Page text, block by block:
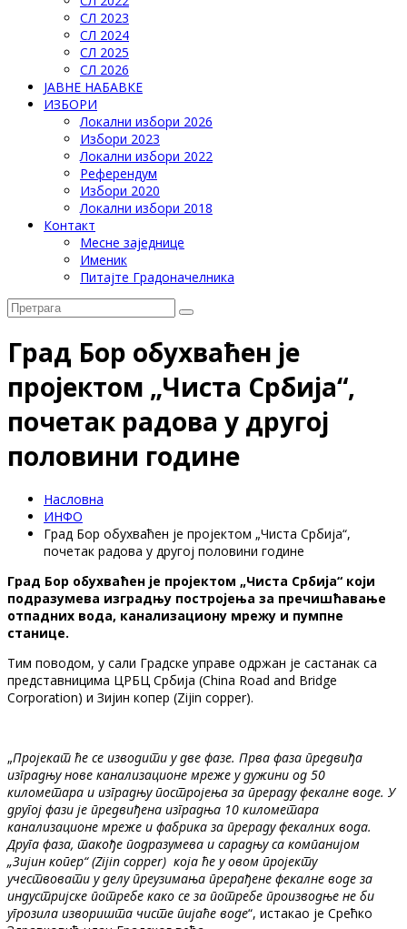
СЛ 2023
СЛ 2024
СЛ 2025
СЛ 2026
ЈАВНЕ НАБАВКЕ
ИЗБОРИ
Локални избори 2026
Избори 2023
Локални избори 2022
Референдум
Избори 2020
Локални избори 2018
Контакт
Месне заједнице
Именик
Питајте Градоначелника
Град Бор обухваћен је
пројектом „Чиста Србија“,
почетак радова у другој
половини године
Насловна
ИНФО
Град Бор обухваћен је пројектом „Чиста Србија“,
почетак радова у другој половини године
Град Бор обухваћен је пројектом „Чиста Србија“ који
подразумева изградњу постројења за пречишћавање
отпадних вода, канализациону мрежу и пумпне
станице.
Тим поводом, у сали Градске управе одржан је састанак са
представницима ЦРБЦ Србија (China Road and Bridge
Corporation) и Зијин копер (Zijin copper).
„Пројекат ће се изводити у две фазе. Прва фаза предвиђа
изградњу нове канализационе мреже у дужини од 50
километара и изградњу постројења за прераду фекалне воде. У
другој фази је предвиђена изградња 10 километара
канализационе мреже и фабрика за прераду фекалних вода.
Друга фаза, такође подразумева и сарадњу са компанијом
„Зијин копер“ (Zijin copper) која ће у овом пројекту
учествовати у делу преузимања прерађене фекалне воде за
индустријске потребе како се за потребе производње не би
угрозила изворишта чисте пијаће воде“, истакао је Срећко